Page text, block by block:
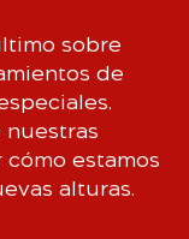
sobre
de
nuestras
estamos
alturas.